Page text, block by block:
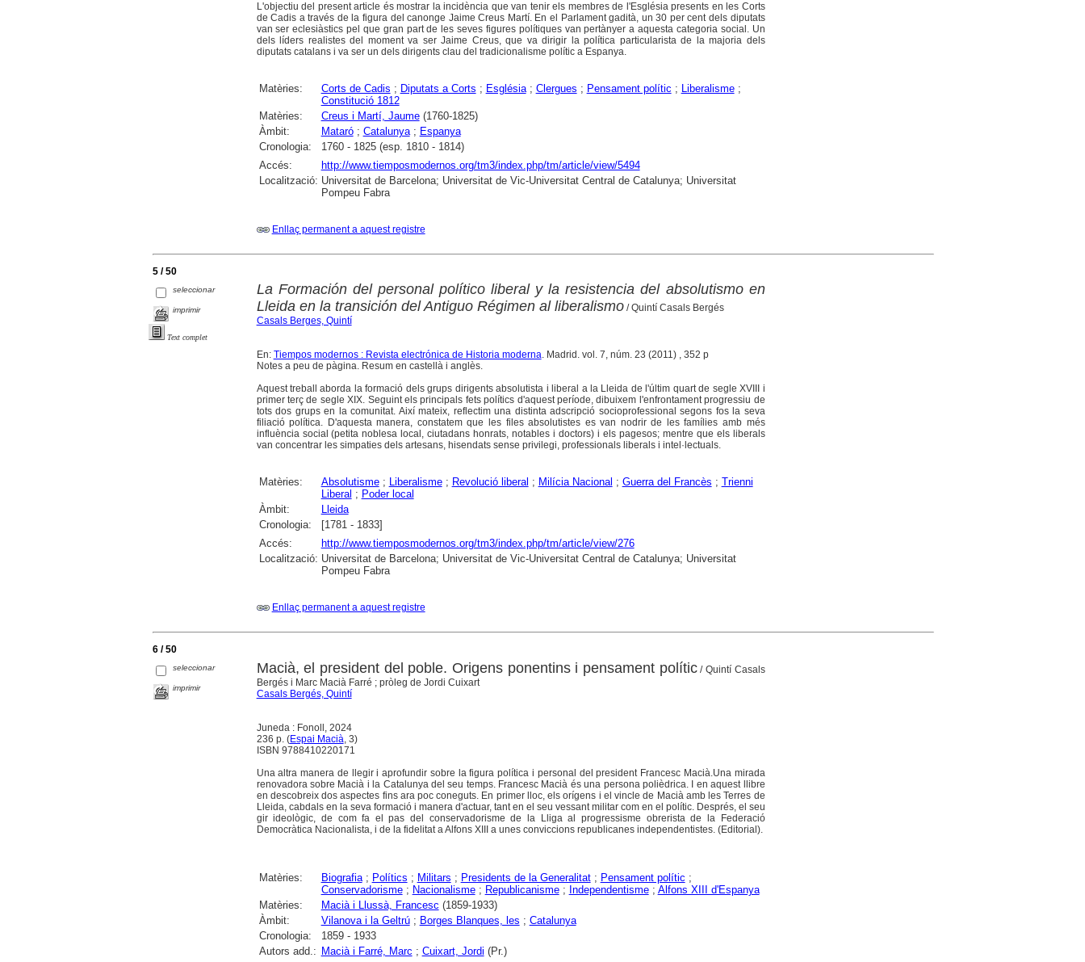
L'objectiu del present article és mostrar la incidència que van tenir els membres de l'Església presents en les Corts
de Cadis a través de la figura del canonge Jaime Creus Martí. En el Parlament gadità, un 30 per cent dels diputats
van ser eclesiàstics pel que gran part de les seves figures polítiques van pertànyer a aquesta categoria social. Un
dels líders realistes del moment va ser Jaime Creus, que va dirigir la política particularista de la majoria dels
diputats catalans i va ser un dels dirigents clau del tradicionalisme polític a Espanya.
Matèries: Corts de Cadis ; Diputats a Corts ; Església; Clergues ; Pensament polític ; Liberalisme;
Constitució 1812
Matèries:
Creus i Martí, Jaume(1760-1825)
Àmbit:
Mataró; Catalunya; Espanya
Cronologia:
1760 - 1825 (esp. 1810 - 1814)
Accés:
http://www.tiemposmodernos.org/tm3/index.php/tm/article/view/5494
Localització: Universitat de Barcelona; Universitat de Vic-Universitat Central de Catalunya; Universitat
Pompeu Fabra
Enllaç permanent a aquest registre
5 / 50
seleccionar
imprimir
Text complet
La Formación del personal político liberal y la resistencia del absolutismo en
Lleida en la transición del Antiguo Régimen al liberalismo/ Quintí Casals Bergés
Casals Berges, Quintí
En: Tiempos modernos : Revista electrónica de Historia moderna. Madrid. vol. 7, núm. 23 (2011) , 352 p
Notes a peu de pàgina. Resum en castellà i anglès.
Aquest treball aborda la formació dels grups dirigents absolutista i liberal a la Lleida de l'últim quart de segle XVIII i
primer terç de segle XIX. Seguint els principals fets polítics d'aquest període, dibuixem l'enfrontament progressiu de
tots dos grups en la comunitat. Així mateix, reflectim una distinta adscripció socioprofessional segons fos la seva
filiació política. D'aquesta manera, constatem que les files absolutistes es van nodrir de les famílies amb més
influència social (petita noblesa local, ciutadans honrats, notables i doctors) i els pagesos; mentre que els liberals
van concentrar les simpaties dels artesans, hisendats sense privilegi, professionals liberals i intel·lectuals.
Matèries: Absolutisme; Liberalisme; Revolució liberal ; Milícia Nacional ; Guerra del Francès ; Trienni
Liberal ; Poder local
Àmbit:
Lleida
Cronologia:
[1781 - 1833]
Accés:
http://www.tiemposmodernos.org/tm3/index.php/tm/article/view/276
Localització: Universitat de Barcelona; Universitat de Vic-Universitat Central de Catalunya; Universitat
Pompeu Fabra
Enllaç permanent a aquest registre
6 / 50
seleccionar
imprimir
Macià, el president del poble. Origens ponentins i pensament polític/ Quintí Casals
Bergés i Marc Macià Farré ; pròleg de Jordi Cuixart
Casals Bergés, Quintí
Juneda : Fonoll, 2024
236 p. (Espai Macià , 3)
ISBN 9788410220171
Una altra manera de llegir i aprofundir sobre la figura política i personal del president Francesc Macià.Una mirada
renovadora sobre Macià i la Catalunya del seu temps. Francesc Macià és una persona polièdrica. I en aquest llibre
en descobreix dos aspectes fins ara poc coneguts. En primer lloc, els orígens i el vincle de Macià amb les Terres de
Lleida, cabdals en la seva formació i manera d'actuar, tant en el seu vessant militar com en el polític. Després, el seu
gir ideològic, de com fa el pas del conservadorisme de la Lliga al progressisme obrerista de la Federació
Democràtica Nacionalista, i de la fidelitat a Alfons XIII a unes conviccions republicanes independentistes. (Editorial).
Matèries: Biografia; Polítics ; Militars ; Presidents de la Generalitat; Pensament polític ;
Conservadorisme; Nacionalisme; Republicanisme; Independentisme; Alfons XIII d'Espanya
Matèries:
Macià i Llussà, Francesc (1859-1933)
Àmbit:
Vilanova i la Geltrú; Borges Blanques, les ; Catalunya
Cronologia:
1859 - 1933
Autors add.: Macià i Farré, Marc ; Cuixart, Jordi (Pr.)